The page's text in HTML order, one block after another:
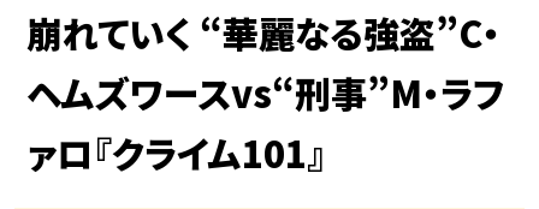
崩れていく “華麗なる強盗”C・
ヘムズワースvs“刑事”M・ラフ
ァロ『クライム101』